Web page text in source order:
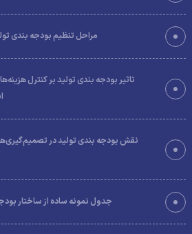
مراحل تنظیم بودجه‌ بندی
تاثیر بودجه‌ بندی تولید بر کنترل
نقش بودجه‌ بندی تولید در
جدول نمونه ساده از ساختار